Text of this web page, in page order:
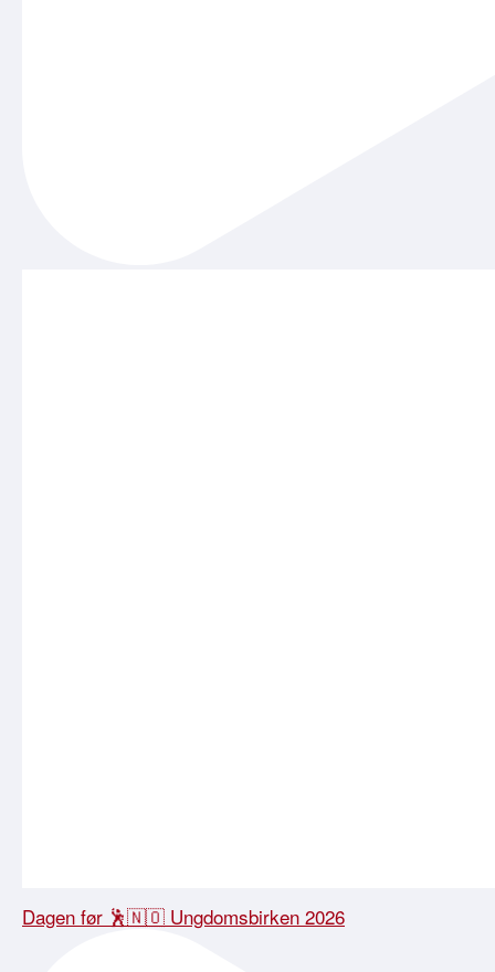
Dagen før 🕺🇳🇴 Ungdomsbirken 2026